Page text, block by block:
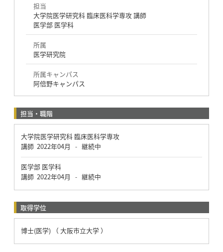
担当
大学院医学研究科 臨床医科学専攻 講師
医学部 医学科
所属
医学研究院
所属キャンパス
阿倍野キャンパス
担当・職階
大学院医学研究科 臨床医科学専攻
講師 2022年04月 - 継続中
医学部 医学科
講師 2022年04月 - 継続中
取得学位
博士(医学) （ 大阪市立大学 ）